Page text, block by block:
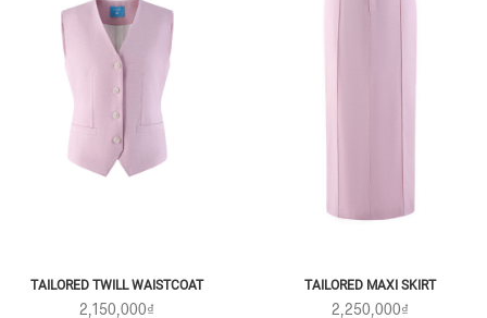
TAILORED TWILL WAISTCOAT
2,150,000₫
TAILORED MAXI SKIRT
2,250,000₫